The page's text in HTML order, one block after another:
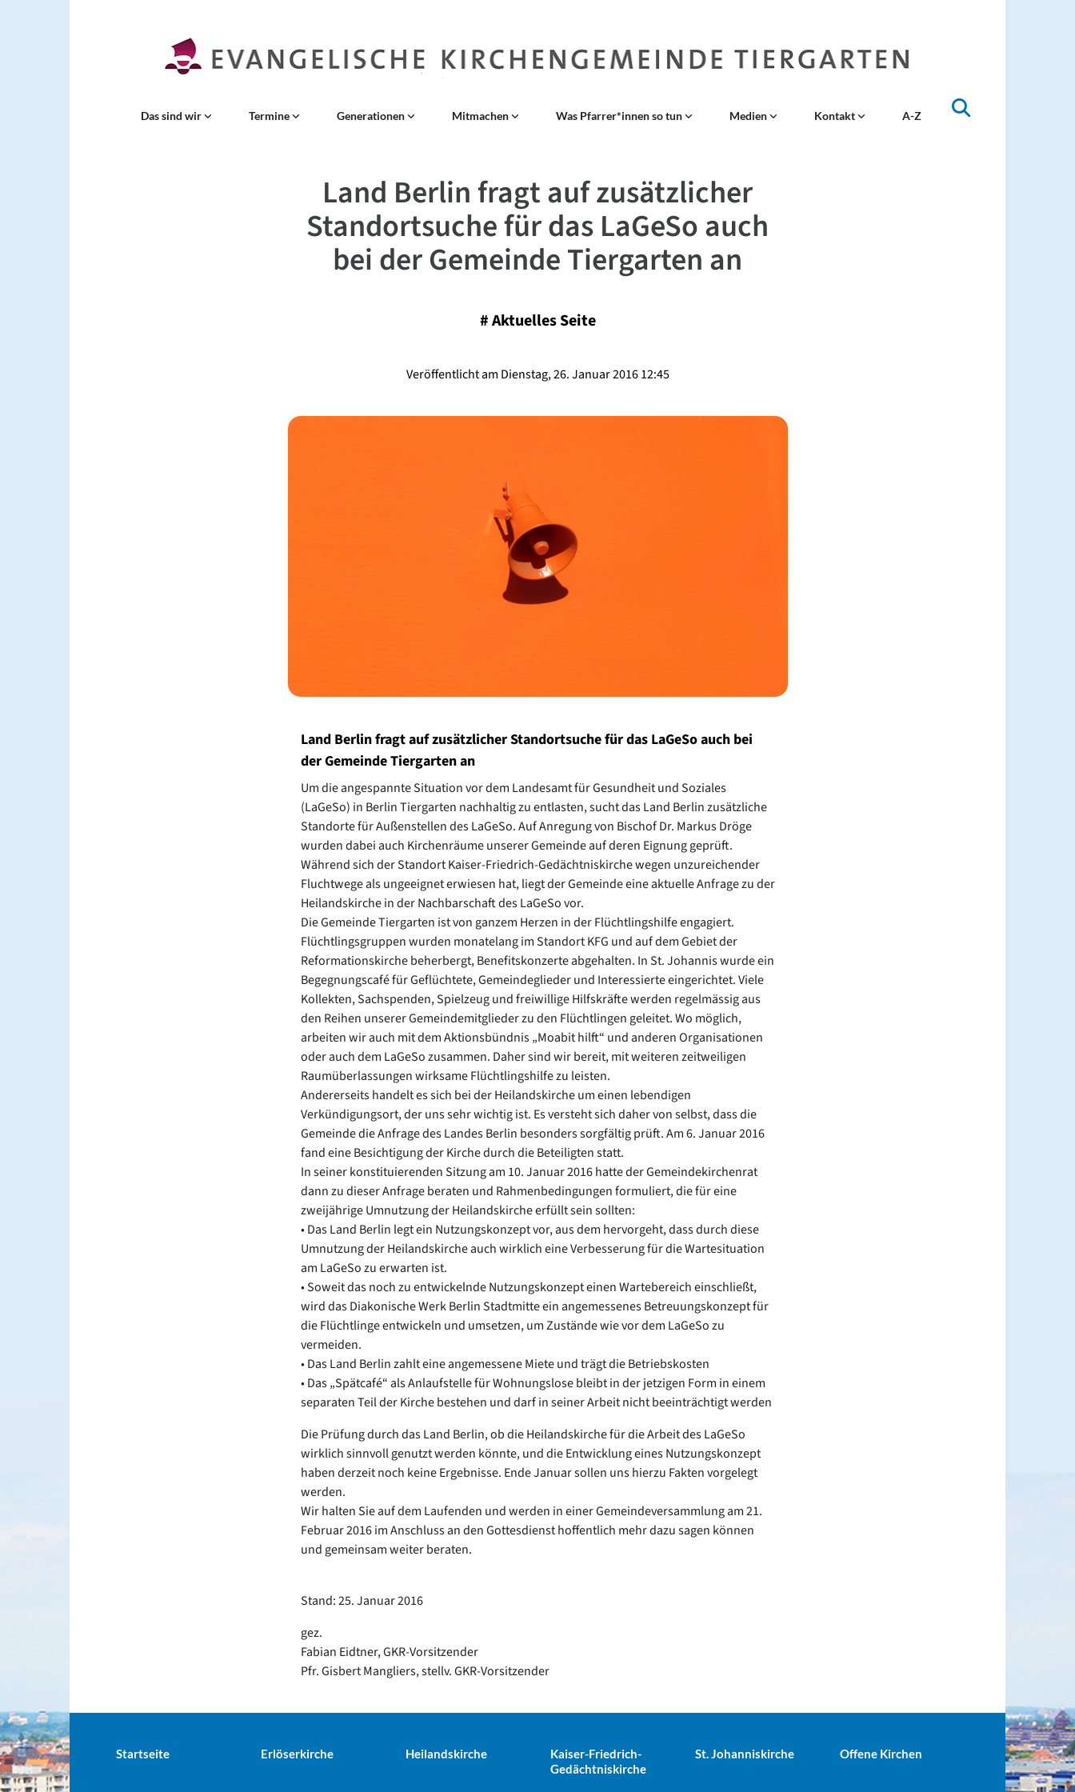
Das sind wir Termine Generationen Mitmachen Was Pfarrer*innen so tun Medien Kontakt A-Z
Land Berlin fragt auf zusätzlicher
Standortsuche für das LaGeSo auch
bei der Gemeinde Tiergarten an
#Aktuelles Seite
Veröffentlicht am Dienstag, 26. Januar 2016 12:45
Land Berlin fragt auf zusätzlicher Standortsuche für das LaGeSo auch bei
der Gemeinde Tiergarten an
Um die angespannte Situation vor dem Landesamt für Gesundheit und Soziales
(LaGeSo) in Berlin Tiergarten nachhaltig zu entlasten, sucht das Land Berlin zusätzliche
Standorte für Außenstellen des LaGeSo. Auf Anregung von Bischof Dr. Markus Dröge
wurden dabei auch Kirchenräume unserer Gemeinde auf deren Eignung geprüft.
Während sich der Standort Kaiser-Friedrich-Gedächtniskirche wegen unzureichender
Fluchtwege als ungeeignet erwiesen hat, liegt der Gemeinde eine aktuelle Anfrage zu der
Heilandskirche in der Nachbarschaft des LaGeSo vor.
Die Gemeinde Tiergarten ist von ganzem Herzen in der Flüchtlingshilfe engagiert.
Flüchtlingsgruppen wurden monatelang im Standort KFG und auf dem Gebiet der
Reformationskirche beherbergt, Benefitskonzerte abgehalten. In St. Johannis wurde ein
Begegnungscafé für Geflüchtete, Gemeindeglieder und Interessierte eingerichtet. Viele
Kollekten, Sachspenden, Spielzeug und freiwillige Hilfskräfte werden regelmässig aus
den Reihen unserer Gemeindemitglieder zu den Flüchtlingen geleitet. Wo möglich,
arbeiten wir auch mit dem Aktionsbündnis „Moabit hilft“ und anderen Organisationen
oder auch dem LaGeSo zusammen. Daher sind wir bereit, mit weiteren zeitweiligen
Raumüberlassungen wirksame Flüchtlingshilfe zu leisten.
Andererseits handelt es sich bei der Heilandskirche um einen lebendigen
Verkündigungsort, der uns sehr wichtig ist. Es versteht sich daher von selbst, dass die
Gemeinde die Anfrage des Landes Berlin besonders sorgfältig prüft. Am 6. Januar 2016
fand eine Besichtigung der Kirche durch die Beteiligten statt.
In seiner konstituierenden Sitzung am 10. Januar 2016 hatte der Gemeindekirchenrat
dann zu dieser Anfrage beraten und Rahmenbedingungen formuliert, die für eine
zweijährige Umnutzung der Heilandskirche erfüllt sein sollten:
• Das Land Berlin legt ein Nutzungskonzept vor, aus dem hervorgeht, dass durch diese
Umnutzung der Heilandskirche auch wirklich eine Verbesserung für die Wartesituation
am LaGeSo zu erwarten ist.
• Soweit das noch zu entwickelnde Nutzungskonzept einen Wartebereich einschließt,
wird das Diakonische Werk Berlin Stadtmitte ein angemessenes Betreuungskonzept für
die Flüchtlinge entwickeln und umsetzen, um Zustände wie vor dem LaGeSo zu
vermeiden.
• Das Land Berlin zahlt eine angemessene Miete und trägt die Betriebskosten
• Das „Spätcafé“ als Anlaufstelle für Wohnungslose bleibt in der jetzigen Form in einem
separaten Teil der Kirche bestehen und darf in seiner Arbeit nicht beeinträchtigt werden
Die Prüfung durch das Land Berlin, ob die Heilandskirche für die Arbeit des LaGeSo
wirklich sinnvoll genutzt werden könnte, und die Entwicklung eines Nutzungskonzept
haben derzeit noch keine Ergebnisse. Ende Januar sollen uns hierzu Fakten vorgelegt
werden.
Wir halten Sie auf dem Laufenden und werden in einer Gemeindeversammlung am 21.
Februar 2016 im Anschluss an den Gottesdienst hoffentlich mehr dazu sagen können
und gemeinsam weiter beraten.
Stand: 25. Januar 2016
gez.
Fabian Eidtner, GKR-Vorsitzender
Pfr. Gisbert Mangliers, stellv. GKR-Vorsitzender
Startseite Erlöserkirche Heilandskirche
Kaiser-Friedrich-
Gedächtniskirche
St. Johanniskirche Offene Kirchen